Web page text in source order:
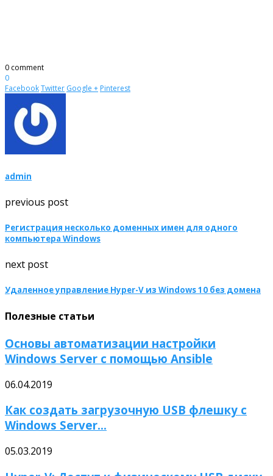
0 comment
0
FacebookTwitter Google + Pinterest
admin
previous post
Регистрация несколько доменных имен для одного
компьютера Windows
next post
Удаленное управление Hyper-V из Windows 10 без домена
Полезные статьи
Основы автоматизации настройки
Windows Server с помощью Ansible
06.04.2019
Как создать загрузочную USB флешку с
Windows Server...
05.03.2019